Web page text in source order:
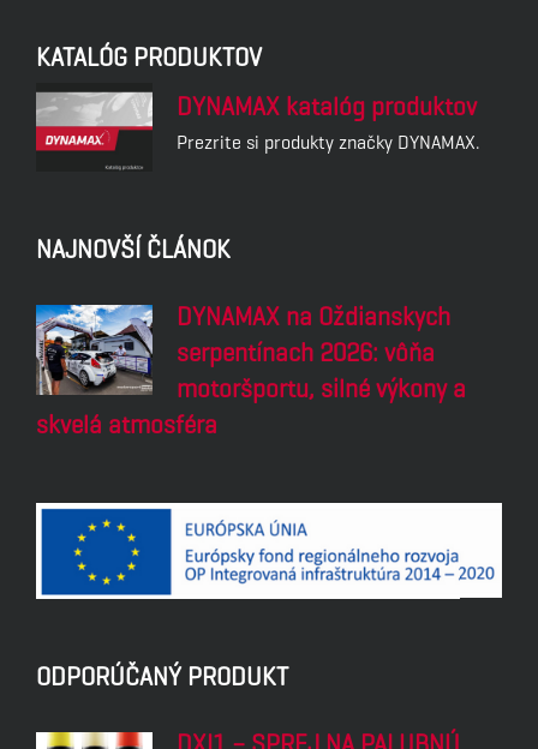
KATALÓG PRODUKTOV
DYNAMAX katalóg produktov
Prezrite si produkty značky DYNAMAX.
NAJNOVŠÍ ČLÁNOK
DYNAMAX na Oždianskych
serpentínach 2026: vôňa
motoršportu, silné výkony a
skvelá atmosféra
ODPORÚČANÝ PRODUKT